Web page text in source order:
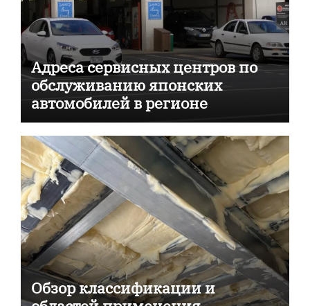
Адреса сервисных центров по
обслуживанию японских
автомобилей в регионе
Обзор классификации и